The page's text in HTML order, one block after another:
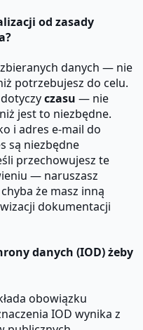
od zasady
zbieranych danych — nie
potrzebujesz do celu.
czasu — nie
jest to niezbędne.
i adres e-mail do
są niezbędne
przechowujesz te
— naruszasz
że masz inną
dokumentacji
danych (IOD) żeby
obowiązku
IOD wynika z